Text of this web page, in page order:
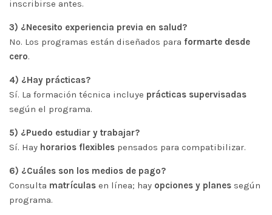
inscribirse antes.
3) ¿Necesito experiencia previa en salud?
No. Los programas están diseñados para formarte desde
cero.
4) ¿Hay prácticas?
Sí. La formación técnica incluye prácticas supervisadas
según el programa.
5) ¿Puedo estudiar y trabajar?
Sí. Hay horarios flexibles pensados para compatibilizar.
6) ¿Cuáles son los medios de pago?
Consulta matrículas en línea; hay opciones y planes según
programa.